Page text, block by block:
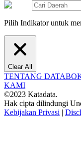
Pilih Indikator untuk
Clear All
TENTANG
KAMI
©2023 Katadata.
Hak cipta dilindungi
Kebijakan Privasi |